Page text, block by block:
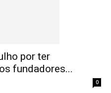
por ter
fundadores...
0